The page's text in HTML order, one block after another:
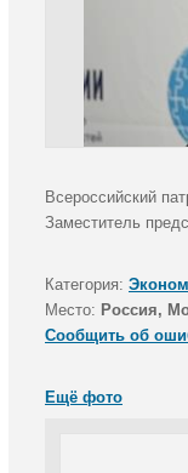
Всероссийский
Заместитель
Категория:
Место: Россия,
Сообщить об
Ещё фото